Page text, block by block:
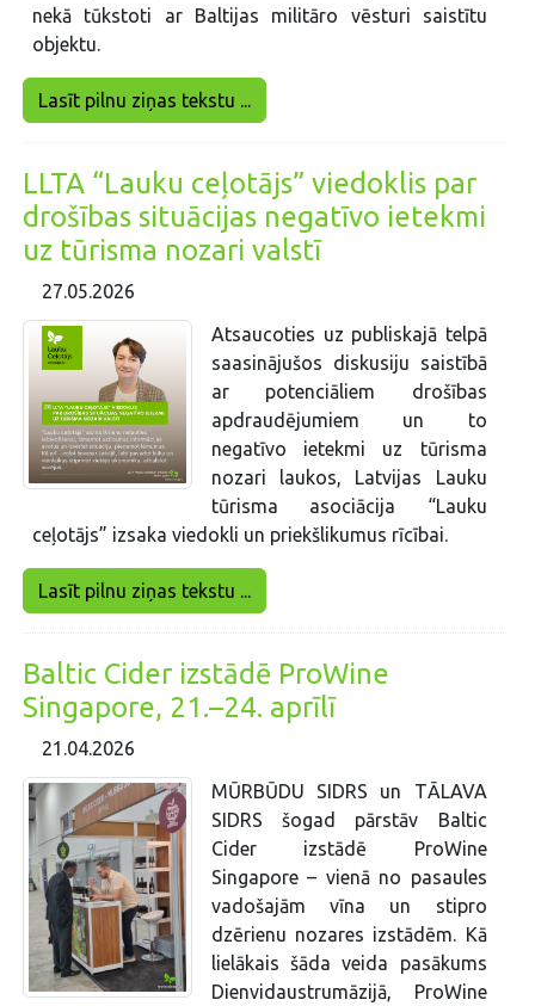
nekā tūkstoti ar Baltijas militāro vēsturi saistītu
objektu.
Lasīt pilnu ziņas tekstu ...
LLTA “Lauku ceļotājs” viedoklis par
drošības situācijas negatīvo ietekmi
uz tūrisma nozari valstī
27.05.2026
Atsaucoties uz publiskajā telpā
saasinājušos diskusiju saistībā
ar potenciāliem drošības
apdraudējumiem un to
negatīvo ietekmi uz tūrisma
nozari laukos, Latvijas Lauku
tūrisma asociācija “Lauku
ceļotājs” izsaka viedokli un priekšlikumus rīcībai.
Lasīt pilnu ziņas tekstu ...
Baltic Cider izstādē ProWine
Singapore, 21.–24. aprīlī
21.04.2026
MŪRBŪDU SIDRS un TĀLAVA
SIDRS šogad pārstāv Baltic
Cider izstādē ProWine
Singapore – vienā no pasaules
vadošajām vīna un stipro
dzērienu nozares izstādēm. Kā
lielākais šāda veida pasākums
Dienvidaustrumāzijā, ProWine